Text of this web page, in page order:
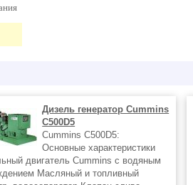
Дизель генератор Cummins
C500D5
Cummins C500D5:
Основные характеристики
двигатель Cummins с водяным
Масляный и топливный